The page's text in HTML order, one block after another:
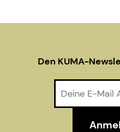
Den KUMA-